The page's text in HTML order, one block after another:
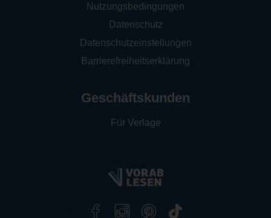
Nutzungsbedingungen
Datenschutz
Datenschutzeinstellungen
Barrierefreiheitserklärung
Geschäftskunden
Für Verlage